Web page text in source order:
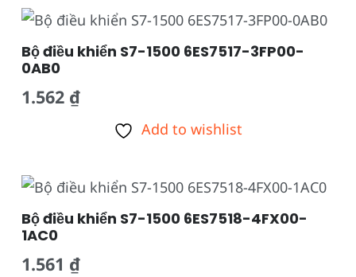
Bộ điều khiển S7-1500 6ES7517-3FP00-
0AB0
1.562 ₫
Add to wishlist
Bộ điều khiển S7-1500 6ES7518-4FX00-
1AC0
1.561 ₫